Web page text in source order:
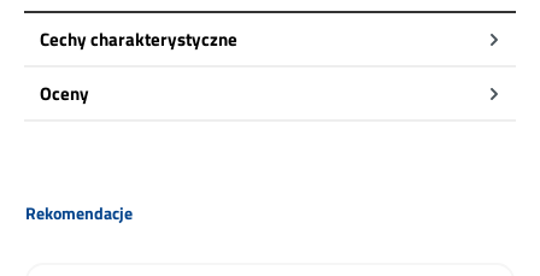
Cechy charakterystyczne
Oceny
Pomiń galerię produktów
Rekomendacje